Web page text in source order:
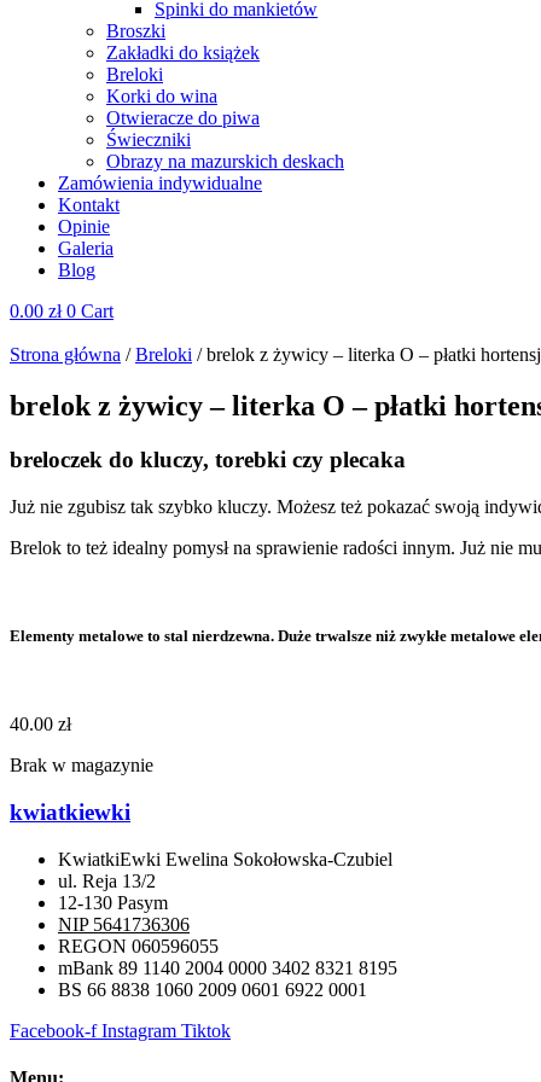
Spinki do mankietów
Broszki
Zakładki do książek
Breloki
Korki do wina
Otwieracze do piwa
Świeczniki
Obrazy na mazurskich deskach
Zamówienia indywidualne
Kontakt
Opinie
Galeria
Blog
0.00 zł 0 Cart
Strona główna /Breloki / brelok z żywicy – literka O – płatki
brelok z żywicy – literka O – płatki
breloczek do kluczy, torebki czy plecaka
Już nie zgubisz tak szybko kluczy. Możesz też pokazać swoją
Brelok to też idealny pomysł na sprawienie radości innym. Już nie
Elementy metalowe to stal nierdzewna. Duże trwalsze niż zwykłe metalowe
40.00 zł
Brak w magazynie
kwiatkiewki
KwiatkiEwki Ewelina Sokołowska-Czubiel
ul. Reja 13/2
12-130 Pasym
NIP 5641736306
REGON 060596055
mBank 89 1140 2004 0000 3402 8321 8195
BS 66 8838 1060 2009 0601 6922 0001
Facebook-f Instagram Tiktok
Menu: